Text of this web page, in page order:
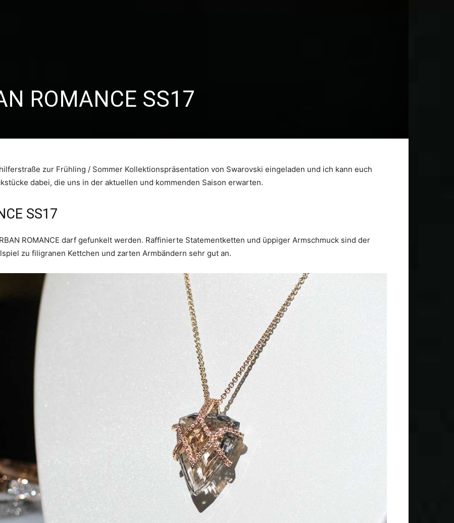
ROMANCE SS17
zur Frühling / Sommer Kollektionspräsentation von Swarovski eingeladen und ich kann euch
dabei, die uns in der aktuellen und kommenden Saison erwarten.
SS17
ROMANCE darf gefunkelt werden. Raffinierte Statementketten und üppiger Armschmuck sind der
zu filigranen Kettchen und zarten Armbändern sehr gut an.